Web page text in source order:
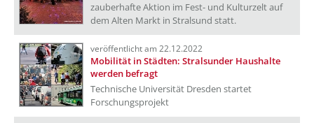
zauberhafte Aktion im Fest- und Kulturzelt auf
dem Alten Markt in Stralsund statt.
veröffentlicht am 22.12.2022
Mobilität in Städten: Stralsunder Haushalte
werden befragt
Technische Universität Dresden startet
Forschungsprojekt